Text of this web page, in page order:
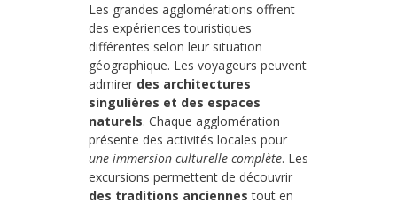
Les grandes agglomérations offrent
des expériences touristiques
différentes selon leur situation
géographique. Les voyageurs peuvent
admirer des architectures
singulières et des espaces
naturels. Chaque agglomération
présente des activités locales pour
une immersion culturelle complète. Les
excursions permettent de découvrir
des traditions anciennes tout en